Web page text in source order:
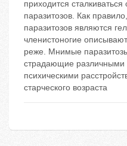
приходится
паразитозов. Как
паразитозов являются
членистоногие
реже. Мнимые
страдающие различными
психическими
старческого возраста